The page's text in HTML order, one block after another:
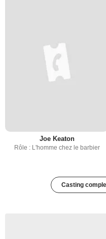
Joe Keaton
Rôle : L'homme chez le barbier
Casting